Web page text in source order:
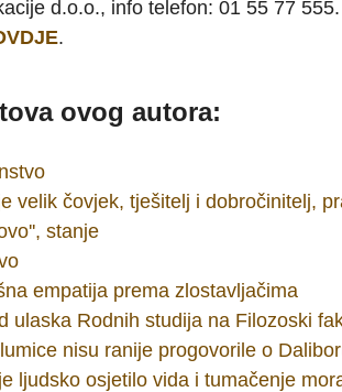
d.o.o., info telefon: 01 55 77
.
ovog autora:
velik čovjek, tješitelj i dobročinitelj,
stanje
empatija prema zlostavljačima
ulaska Rodnih studija na Filozoski
nisu ranije progovorile o
ljudsko osjetilo vida i tumačenje